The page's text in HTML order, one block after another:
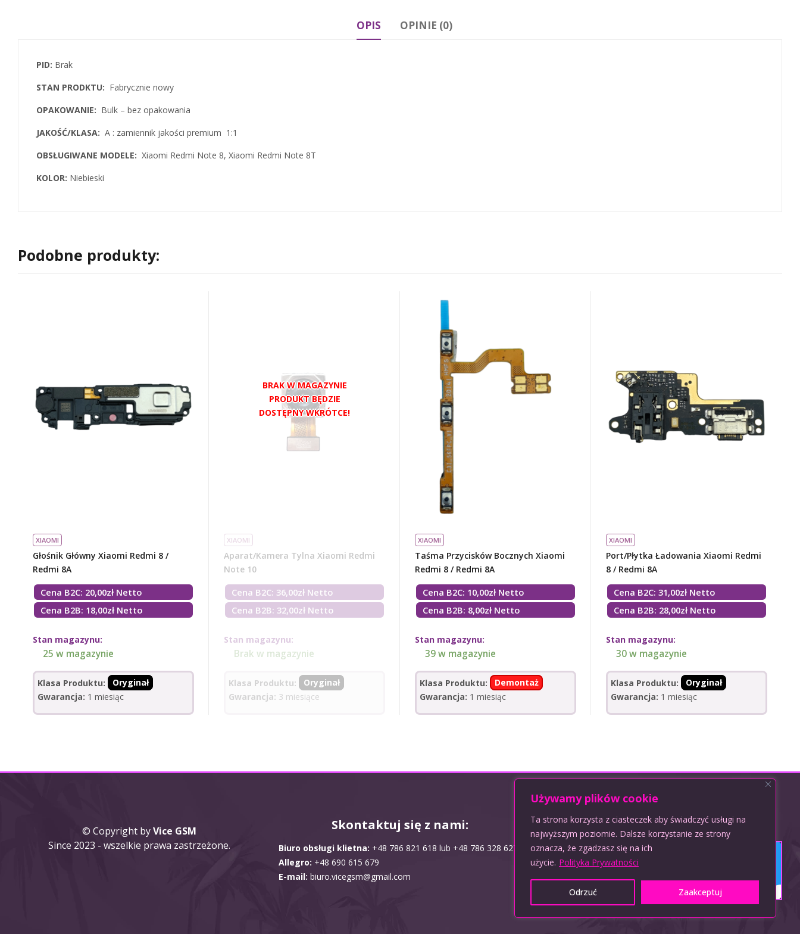
Używamy plików cookie
Ta strona korzysta z ciasteczek aby świadczyć usługi na
najwyższym poziomie. Dalsze korzystanie ze strony
oznacza, że zgadzasz się na ich
użycie. Polityka Prywatności
Odrzuć Zaakceptuj
OPIS OPINIE (0)
PID: Brak
STAN PRODKTU: Fabrycznie nowy
OPAKOWANIE: Bulk – bez opakowania
JAKOŚĆ/KLASA: A : zamiennik jakości premium 1:1
OBSŁUGIWANE MODELE: Xiaomi Redmi Note 8, Xiaomi Redmi Note 8T
KOLOR: Niebieski
Podobne produkty:
XIAOMI
Głośnik Główny Xiaomi Redmi 8 /
Redmi 8A
Cena B2C: 20,00złNetto
Cena B2B: 18,00zł Netto
Stan magazynu:
25 w magazynie
Klasa Produktu:
Oryginał
Gwarancja: 1 miesiąc
XIAOMI
Aparat/kamera Tylna Xiaomi Redmi
Note 10
Cena B2C: 36,00złNetto
Cena B2B: 32,00zł Netto
Stan magazynu:
Brak w magazynie
Klasa Produktu:
Oryginał
Gwarancja: 3 miesiące
XIAOMI
Taśma Przycisków Bocznych Xiaomi
Redmi 8 / Redmi 8A
Cena B2C: 10,00złNetto
Cena B2B: 8,00zł Netto
Stan magazynu:
39 w magazynie
Klasa Produktu:
Demontaż
Gwarancja: 1 miesiąc
XIAOMI
Port/płytka Ładowania Xiaomi Redmi
8 / Redmi 8A
Cena B2C: 31,00złNetto
Cena B2B: 28,00zł Netto
Stan magazynu:
30 w magazynie
Klasa Produktu:
Oryginał
Gwarancja: 1 miesiąc
© Copyright byVice GSM
Since 2023 - wszelkie prawa zastrzeżone.
Skontaktuj się z nami:
Biuro obsługi klietna: +48 786 821 618 lub +48 786 328 627
Allegro: +48 690 615 679
E-mail: biuro.vicegsm@gmail.com
Obsługujemy płatności: